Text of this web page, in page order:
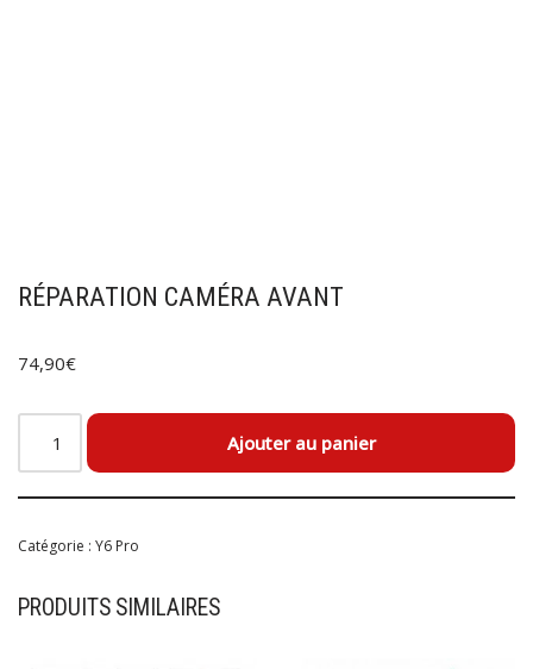
RÉPARATION CAMÉRA AVANT
74,90€
Ajouter au panier
Catégorie : Y6 Pro
PRODUITS SIMILAIRES